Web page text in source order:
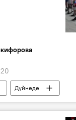
Дүйнөдө
Колумнисттер